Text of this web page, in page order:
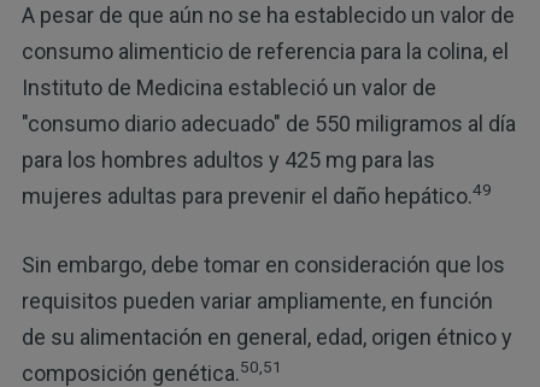
A pesar de que aún no se ha establecido un valor de
consumo alimenticio de referencia para la colina, el
Instituto de Medicina estableció un valor de
"consumo diario adecuado" de 550 miligramos al día
para los hombres adultos y 425 mg para las
mujeres adultas para prevenir el daño hepático.49
Sin embargo, debe tomar en consideración que los
requisitos pueden variar ampliamente, en función
de su alimentación en general, edad, origen étnico y
composición genética.50,51